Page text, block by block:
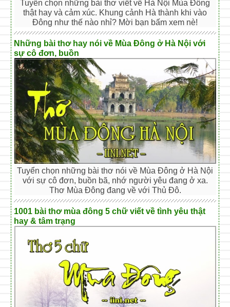
Tuyển chọn những bài thơ viết về Hà Nội Mùa Đông
thật hay và cảm xúc. Khung cảnh Hà thành khi vào
Đông như thế nào nhỉ? Mời bạn bấm xem nè!
Những bài thơ hay nói về Mùa Đông ở Hà Nội với
sự cô đơn, buồn
Tuyển chọn những bài thơ nói về Mùa Đông ở Hà Nội
với sự cô đơn, buồn bã, nhớ người yêu đang ở xa.
Thơ Mùa Đông đang về với Thủ Đô.
1001 bài thơ mùa đông 5 chữ viết về tình yêu thật
hay & tâm trạng